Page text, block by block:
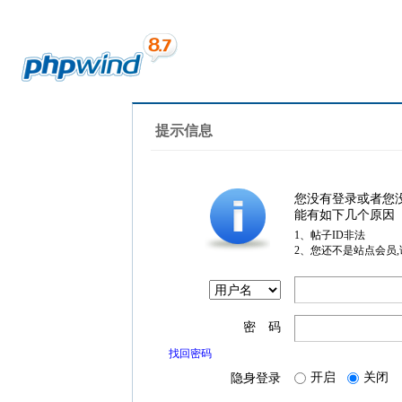
提示信息
您没有登录或者您
能有如下几个原因
1、帖子ID非法
2、您还不是站点会员
密 码
找回密码
隐身登录 开启 关闭